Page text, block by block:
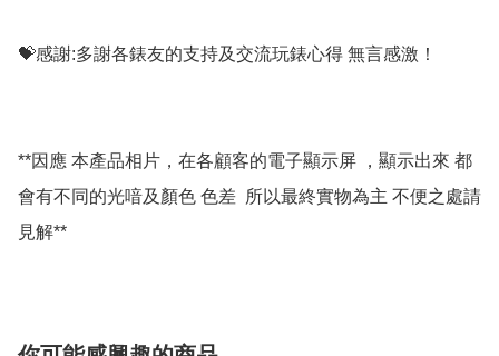
💝感謝:多謝各錶友的支持及交流玩錶心得 無言感激！
**因應 本產品相片，在各顧客的電子顯示屏 ，顯示出來 都
會有不同的光喑及顏色 色差  所以最終實物為主 不便之處請